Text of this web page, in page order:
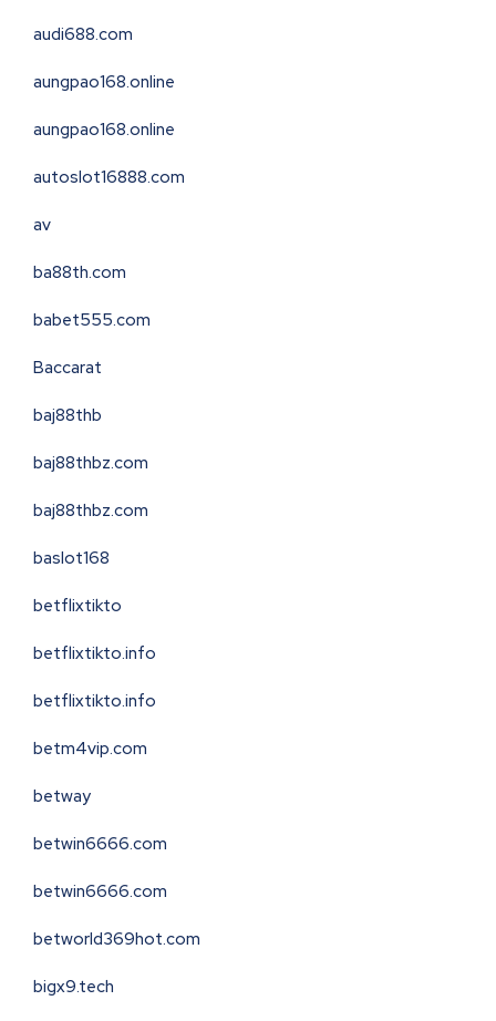
audi688.com
aungpao168.online
aungpao168.online
autoslot16888.com
av
ba88th.com
babet555.com
Baccarat
baj88thb
baj88thbz.com
baj88thbz.com
baslot168
betflixtikto
betflixtikto.info
betflixtikto.info
betm4vip.com
betway
betwin6666.com
betwin6666.com
betworld369hot.com
bigx9.tech